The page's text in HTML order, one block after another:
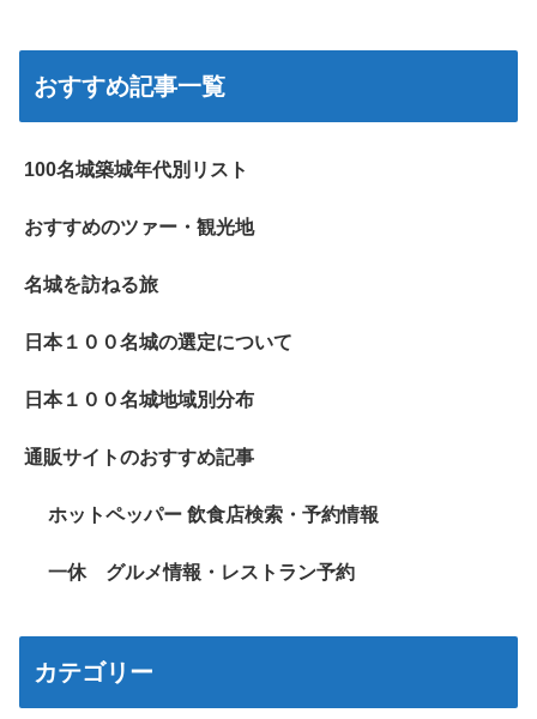
おすすめ記事一覧
100名城築城年代別リスト
おすすめのツァー・観光地
名城を訪ねる旅
日本１００名城の選定について
日本１００名城地域別分布
通販サイトのおすすめ記事
ホットペッパー 飲食店検索・予約情報
一休 グルメ情報・レストラン予約
カテゴリー